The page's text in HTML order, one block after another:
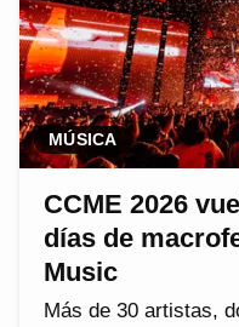
MÚSICA
CCME 2026
días de
Music
Más de 30 artistas,